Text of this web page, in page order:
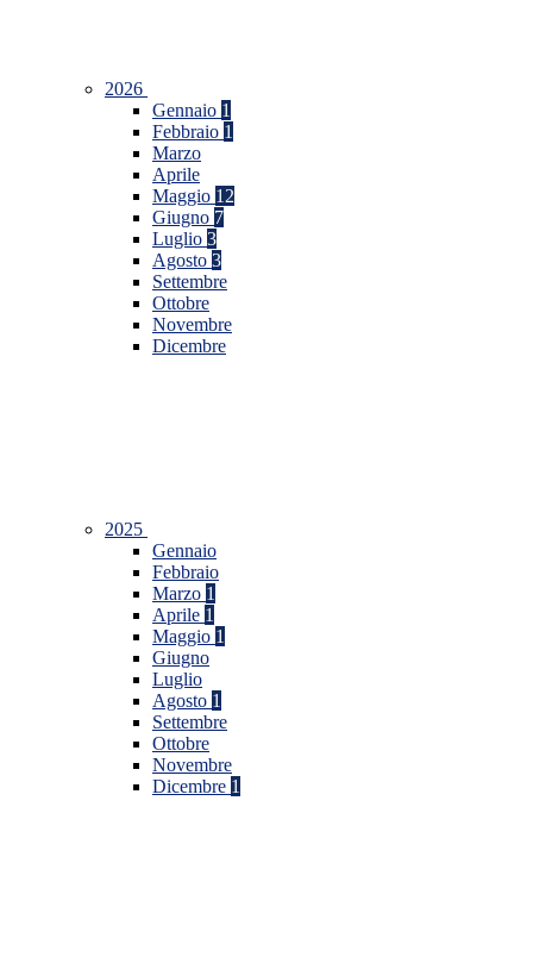
2026
Gennaio 1
Febbraio 1
Marzo
Aprile
Maggio 12
Giugno 7
Luglio 3
Agosto 3
Settembre
Ottobre
Novembre
Dicembre
2025
Gennaio
Febbraio
Marzo 1
Aprile 1
Maggio 1
Giugno
Luglio
Agosto 1
Settembre
Ottobre
Novembre
Dicembre 1